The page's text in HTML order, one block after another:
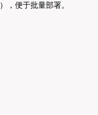
），便于批量部署。